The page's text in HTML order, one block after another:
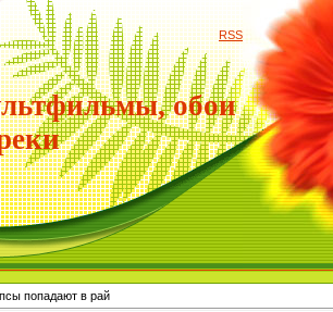
RSS
обои
попадают в рай